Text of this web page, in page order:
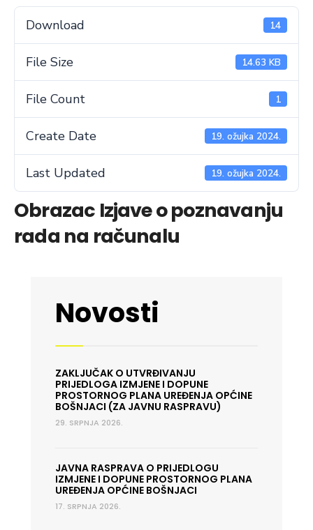
Download 14
File Size 14.63 KB
File Count 1
Create Date 19. ožujka 2024.
Last Updated 19. ožujka 2024.
Obrazac Izjave o poznavanju
rada na računalu
Novosti
ZAKLJUČAK O UTVRĐIVANJU
PRIJEDLOGA IZMJENE I DOPUNE
PROSTORNOG PLANA UREĐENJA OPĆINE
BOŠNJACI (ZA JAVNU RASPRAVU)
29. SRPNJA 2026.
JAVNA RASPRAVA O PRIJEDLOGU
IZMJENE I DOPUNE PROSTORNOG PLANA
UREĐENJA OPĆINE BOŠNJACI
17. SRPNJA 2026.